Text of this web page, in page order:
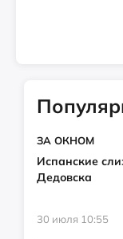
ЗА ОКНОМ
Испанские
Дедовска
30 июля 10:55